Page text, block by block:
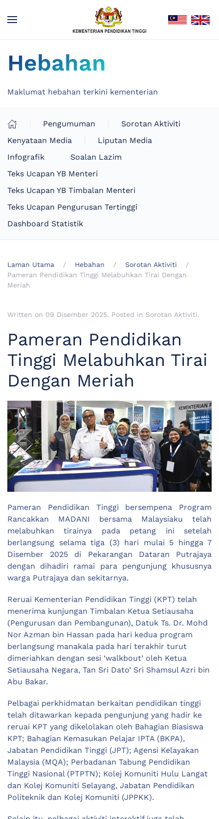
Hebahan
Maklumat hebahan terkini kementerian
Pengumuman
Sorotan Aktiviti
Kenyataan Media
Liputan Media
Infografik
Soalan Lazim
Teks Ucapan YB Menteri
Teks Ucapan YB Timbalan Menteri
Teks Ucapan Pengurusan Tertinggi
Dashboard Statistik
Laman Utama Hebahan
Sorotan Aktiviti
Pameran Pendidikan Tinggi Melabuhkan Tirai Dengan
Meriah
Written on 09 Disember 2025. Posted in Sorotan Aktiviti.
Pameran Pendidikan
Tinggi Melabuhkan Tirai
Dengan Meriah
Pameran Pendidikan Tinggi bersempena Program
Rancakkan MADANI bersama Malaysiaku telah
melabuhkan tirainya pada petang ini setelah
berlangsung selama tiga (3) hari mulai 5 hingga 7
Disember 2025 di Pekarangan Dataran Putrajaya
dengan dihadiri ramai para pengunjung khususnya
warga Putrajaya dan sekitarnya.
Reruai Kementerian Pendidikan Tinggi (KPT) telah
menerima kunjungan Timbalan Ketua Setiausaha
(Pengurusan dan Pembangunan), Datuk Ts. Dr. Mohd
Nor Azman bin Hassan pada hari kedua program
berlangsung manakala pada hari terakhir turut
dimeriahkan dengan sesi ‘walkbout’ oleh Ketua
Setiausaha Negara, Tan Sri Dato’ Sri Shamsul Azri bin
Abu Bakar.
Pelbagai perkhidmatan berkaitan pendidikan tinggi
telah ditawarkan kepada pengunjung yang hadir ke
reruai KPT yang dikelolakan oleh Bahagian Biasiswa
KPT; Bahagian Kemasukan Pelajar IPTA (BKPA),
Jabatan Pendidikan Tinggi (JPT); Agensi Kelayakan
Malaysia (MQA); Perbadanan Tabung Pendidikan
Tinggi Nasional (PTPTN); Kolej Komuniti Hulu Langat
dan Kolej Komuniti Selayang, Jabatan Pendidikan
Politeknik dan Kolej Komuniti (JPPKK).